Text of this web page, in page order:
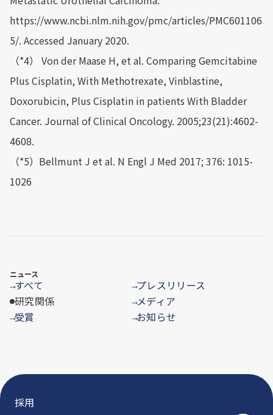
https://www.ncbi.nlm.nih.gov/pmc/articles/PMC601106
5/. Accessed January 2020.
（*4） Von der Maase H, et al. Comparing Gemcitabine
Plus Cisplatin, With Methotrexate, Vinblastine,
Doxorubicin, Plus Cisplatin in patients With Bladder
Cancer. Journal of Clinical Oncology. 2005;23(21):4602-
4608.
（*5）Bellmunt J et al. N Engl J Med 2017; 376: 1015-
1026
ニュース
→すべて →プレスリリース
研究関係
→メディア
→受賞 →お知らせ
採用